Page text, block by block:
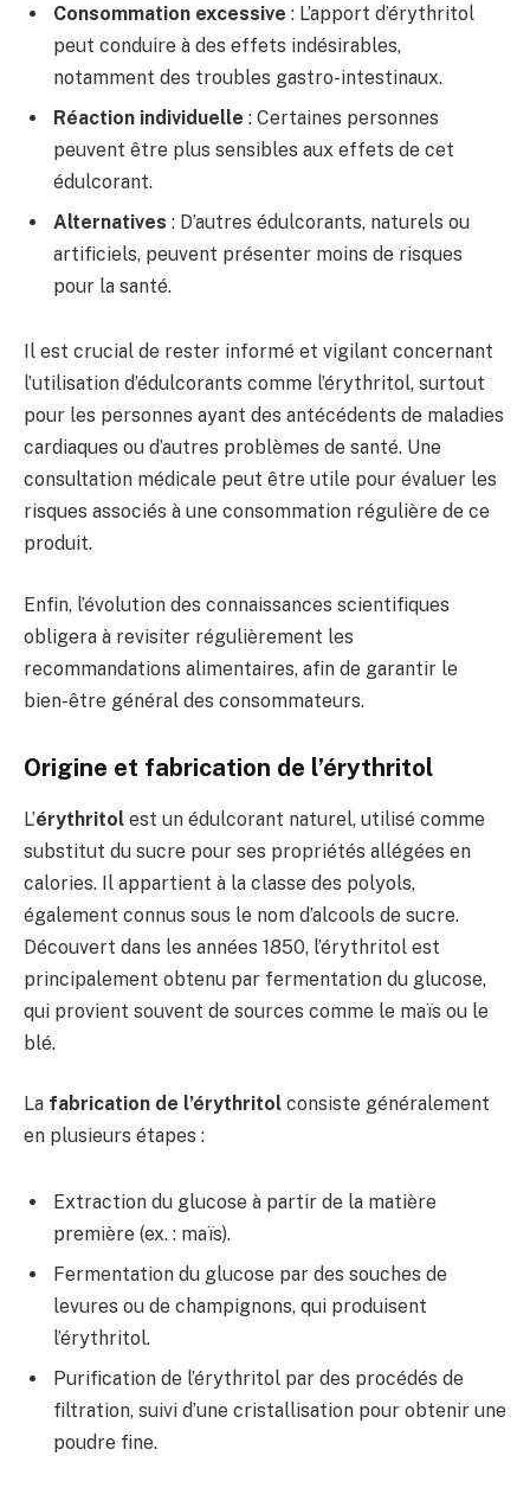
Consommation excessive : L’apport d’érythritol
peut conduire à des effets indésirables,
notamment des troubles gastro-intestinaux.
Réaction individuelle : Certaines personnes
peuvent être plus sensibles aux effets de cet
édulcorant.
Alternatives : D’autres édulcorants, naturels ou
artificiels, peuvent présenter moins de risques
pour la santé.
Il est crucial de rester informé et vigilant concernant
l’utilisation d’édulcorants comme l’érythritol, surtout
pour les personnes ayant des antécédents de maladies
cardiaques ou d’autres problèmes de santé. Une
consultation médicale peut être utile pour évaluer les
risques associés à une consommation régulière de ce
produit.
Enfin, l’évolution des connaissances scientifiques
obligera à revisiter régulièrement les
recommandations alimentaires, afin de garantir le
bien-être général des consommateurs.
Origine et fabrication de l’érythritol
L’érythritol est un édulcorant naturel, utilisé comme
substitut du sucre pour ses propriétés allégées en
calories. Il appartient à la classe des polyols,
également connus sous le nom d’alcools de sucre.
Découvert dans les années 1850, l’érythritol est
principalement obtenu par fermentation du glucose,
qui provient souvent de sources comme le maïs ou le
blé.
La fabrication de l’érythritol consiste généralement
en plusieurs étapes :
Extraction du glucose à partir de la matière
première (ex. : maïs).
Fermentation du glucose par des souches de
levures ou de champignons, qui produisent
l’érythritol.
Purification de l’érythritol par des procédés de
filtration, suivi d’une cristallisation pour obtenir une
poudre fine.